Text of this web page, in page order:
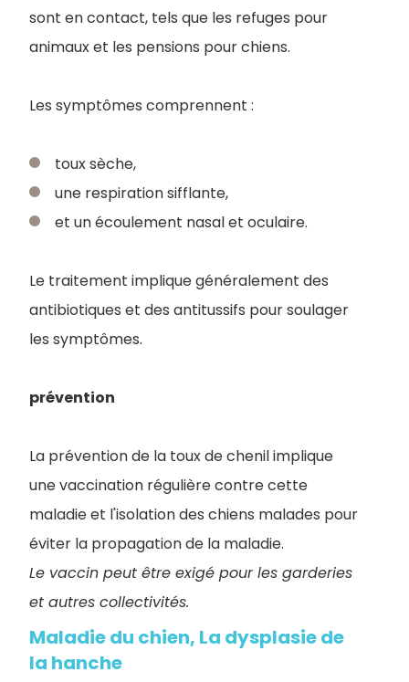
sont en contact, tels que les refuges pour
animaux et les pensions pour chiens.
Les symptômes comprennent :
toux sèche,
une respiration sifflante,
et un écoulement nasal et oculaire.
Le traitement implique généralement des
antibiotiques et des antitussifs pour soulager
les symptômes.
prévention
La prévention de la toux de chenil implique
une vaccination régulière contre cette
maladie et l'isolation des chiens malades pour
éviter la propagation de la maladie.
Le vaccin peut être exigé pour les garderies
et autres collectivités.
Maladie du chien, La dysplasie de
la hanche